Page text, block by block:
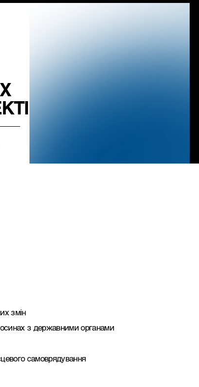
змін
з державними органами
самоврядування